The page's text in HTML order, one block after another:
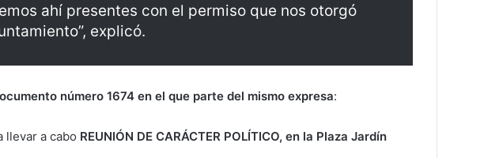
ahí presentes con el permiso que nos otorgó
explicó.
número 1674 en el que parte del mismo expresa:
llevar a cabo REUNIÓN DE CARÁCTER POLÍTICO, en la Plaza Jardín